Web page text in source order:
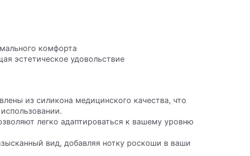
комфорта
эстетическое удовольствие
из силикона медицинского качества, что
легко адаптироваться к вашему уровню
вид, добавляя нотку роскоши в ваши